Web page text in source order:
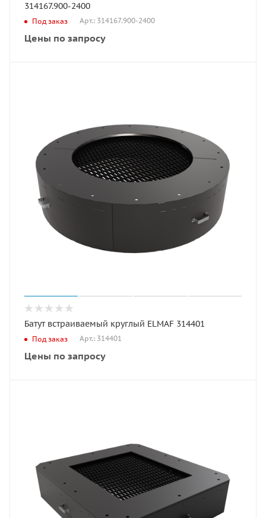
314167.900-2400
Под заказ Арт.: 314167.900-2400
Цены по запросу
Батут встраиваемый круглый ELMAF 314401
Под заказ Арт.: 314401
Цены по запросу